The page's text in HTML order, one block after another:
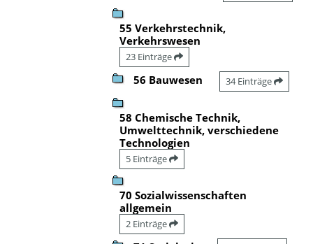
55 Verkehrstechnik,
Verkehrswesen
23 Einträge
56 Bauwesen 34 Einträge
58 Chemische Technik,
Umwelttechnik, verschiedene
Technologien
5 Einträge
70 Sozialwissenschaften
allgemein
2 Einträge